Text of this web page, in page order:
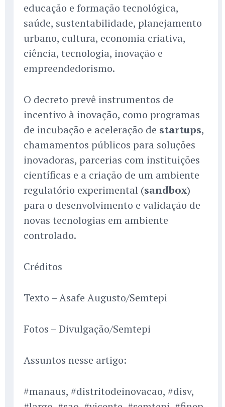
educação e formação tecnológica,
saúde, sustentabilidade, planejamento
urbano, cultura, economia criativa,
ciência, tecnologia, inovação e
empreendedorismo.
O decreto prevê instrumentos de
incentivo à inovação, como programas
de incubação e aceleração de startups,
chamamentos públicos para soluções
inovadoras, parcerias com instituições
científicas e a criação de um ambiente
regulatório experimental (sandbox)
para o desenvolvimento e validação de
novas tecnologias em ambiente
controlado.
Créditos
Texto – Asafe Augusto/Semtepi
Fotos – Divulgação/Semtepi
Assuntos nesse artigo:
#manaus, #distritodeinovacao, #disv,